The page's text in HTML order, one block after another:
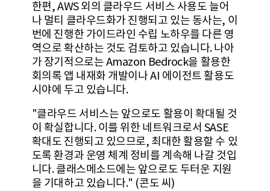
한편, AWS 외의 클라우드 서비스 사용도 늘어
나 멀티 클라우드화가 진행되고 있는 동사는, 이
번에 진행한 가이드라인 수립 노하우를 다른 영
역으로 확산하는 것도 검토하고 있습니다. 나아
가 장기적으로는 Amazon Bedrock을 활용한
회의록 앱 내재화 개발이나 AI 에이전트 활용도
시야에 두고 있습니다.
"클라우드 서비스는 앞으로도 활용이 확대될 것
이 확실합니다. 이를 위한 네트워크로서 SASE
확대도 진행되고 있으므로, 최대한 활용할 수 있
도록 환경과 운영 체계 정비를 계속해 나갈 것입
니다. 클래스메소드에는 앞으로도 두터운 지원
을 기대하고 있습니다." (콘도 씨)